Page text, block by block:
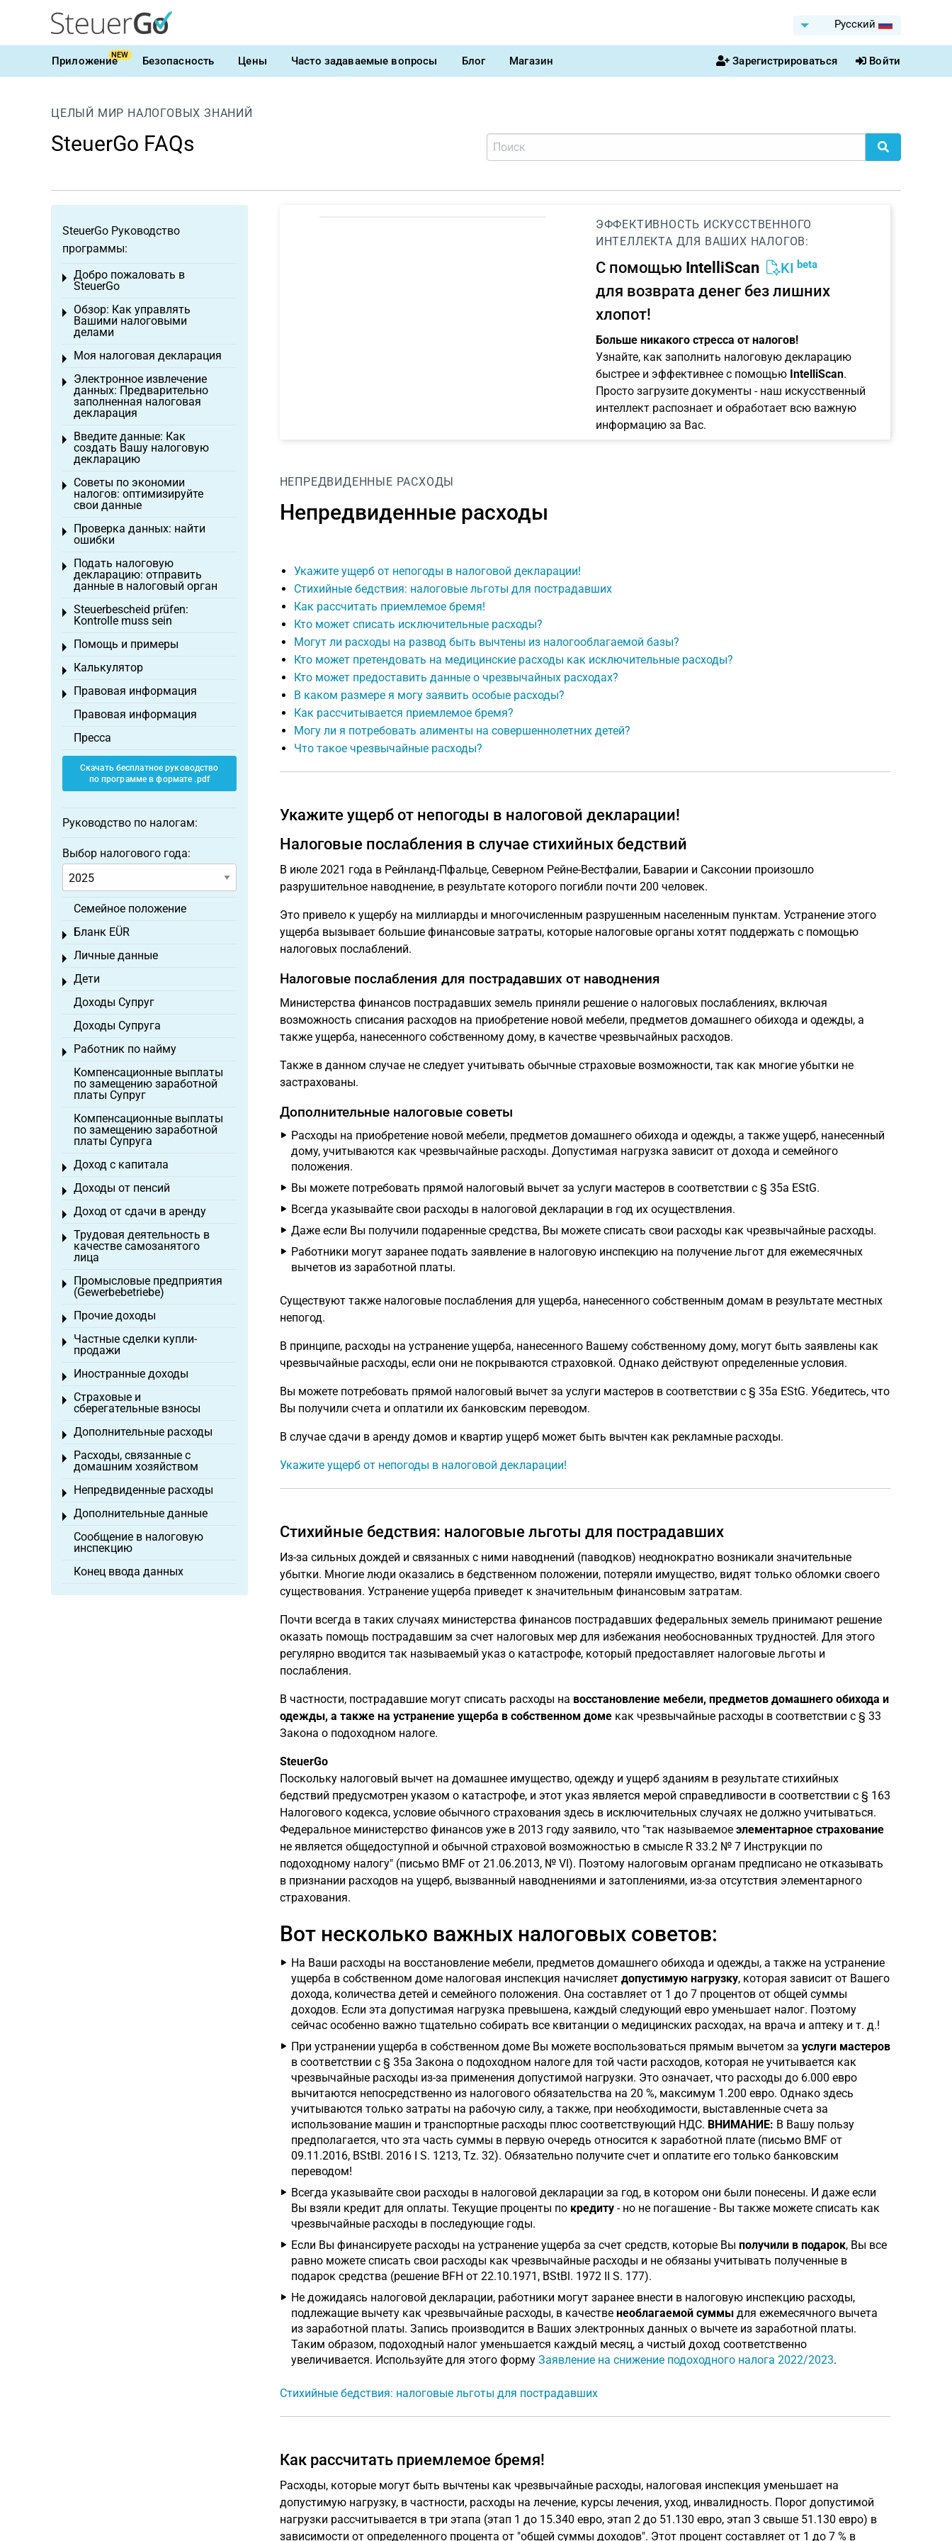
Pусский
ПриложениеNEW Безопасность Цены Часто задаваемые вопросы Блог Магазин Зарегистрироваться Войти
ЦЕЛЫЙ МИР НАЛОГОВЫХ ЗНАНИЙ
SteuerGo FAQs
ЭФФЕКТИВНОСТЬ ИСКУССТВЕННОГО
ИНТЕЛЛЕКТА ДЛЯ ВАШИХ НАЛОГОВ:
С помощью IntelliScan KI beta
для возврата денег без лишних
хлопот!
Больше никакого стресса от налогов!
Узнайте, как заполнить налоговую декларацию
быстрее и эффективнее с помощью IntelliScan.
Просто загрузите документы - наш искусственный
интеллект распознает и обработает всю важную
информацию за Вас.
НЕПРЕДВИДЕННЫЕ РАСХОДЫ
Непредвиденные расходы
Укажите ущерб от непогоды в налоговой декларации!
Стихийные бедствия: налоговые льготы для пострадавших
Как рассчитать приемлемое бремя!
Кто может списать исключительные расходы?
Могут ли расходы на развод быть вычтены из налогооблагаемой базы?
Кто может претендовать на медицинские расходы как исключительные расходы?
Кто может предоставить данные о чрезвычайных расходах?
В каком размере я могу заявить особые расходы?
Как рассчитывается приемлемое бремя?
Могу ли я потребовать алименты на совершеннолетних детей?
Что такое чрезвычайные расходы?
Укажите ущерб от непогоды в налоговой декларации!
Налоговые послабления в случае стихийных бедствий
В июле 2021 года в Рейнланд-Пфальце, Северном Рейне-Вестфалии, Баварии и Саксонии произошло
разрушительное наводнение, в результате которого погибли почти 200 человек.
Это привело к ущербу на миллиарды и многочисленным разрушенным населенным пунктам. Устранение этого
ущерба вызывает большие финансовые затраты, которые налоговые органы хотят поддержать с помощью
налоговых послаблений.
Налоговые послабления для пострадавших от наводнения
Министерства финансов пострадавших земель приняли решение о налоговых послаблениях, включая
возможность списания расходов на приобретение новой мебели, предметов домашнего обихода и одежды, а
также ущерба, нанесенного собственному дому, в качестве чрезвычайных расходов.
Также в данном случае не следует учитывать обычные страховые возможности, так как многие убытки не
застрахованы.
Дополнительные налоговые советы
Расходы на приобретение новой мебели, предметов домашнего обихода и одежды, а также ущерб, нанесенный
дому, учитываются как чрезвычайные расходы. Допустимая нагрузка зависит от дохода и семейного
положения.
Вы можете потребовать прямой налоговый вычет за услуги мастеров в соответствии с § 35a EStG.
Всегда указывайте свои расходы в налоговой декларации в год их осуществления.
Даже если Вы получили подаренные средства, Вы можете списать свои расходы как чрезвычайные расходы.
Работники могут заранее подать заявление в налоговую инспекцию на получение льгот для ежемесячных
вычетов из заработной платы.
Существуют также налоговые послабления для ущерба, нанесенного собственным домам в результате местных
непогод.
В принципе, расходы на устранение ущерба, нанесенного Вашему собственному дому, могут быть заявлены как
чрезвычайные расходы, если они не покрываются страховкой. Однако действуют определенные условия.
Вы можете потребовать прямой налоговый вычет за услуги мастеров в соответствии с § 35a EStG. Убедитесь, что
Вы получили счета и оплатили их банковским переводом.
В случае сдачи в аренду домов и квартир ущерб может быть вычтен как рекламные расходы.
Укажите ущерб от непогоды в налоговой декларации!
Стихийные бедствия: налоговые льготы для пострадавших
Из-за сильных дождей и связанных с ними наводнений (паводков) неоднократно возникали значительные
убытки. Многие люди оказались в бедственном положении, потеряли имущество, видят только обломки своего
существования. Устранение ущерба приведет к значительным финансовым затратам.
Почти всегда в таких случаях министерства финансов пострадавших федеральных земель принимают решение
оказать помощь пострадавшим за счет налоговых мер для избежания необоснованных трудностей. Для этого
регулярно вводится так называемый указ о катастрофе, который предоставляет налоговые льготы и
послабления.
В частности, пострадавшие могут списать расходы на восстановление мебели, предметов домашнего обихода и
одежды, а также на устранение ущерба в собственном домекак чрезвычайные расходы в соответствии с § 33
Закона о подоходном налоге.
SteuerGo
Поскольку налоговый вычет на домашнее имущество, одежду и ущерб зданиям в результате стихийных
бедствий предусмотрен указом о катастрофе, и этот указ является мерой справедливости в соответствии с § 163
Налогового кодекса, условие обычного страхования здесь в исключительных случаях не должно учитываться.
Федеральное министерство финансов уже в 2013 году заявило, что "так называемое элементарное страхование
не является общедоступной и обычной страховой возможностью в смысле R 33.2 № 7 Инструкции по
подоходному налогу" (письмо BMF от 21.06.2013, № VI). Поэтому налоговым органам предписано не отказывать
в признании расходов на ущерб, вызванный наводнениями и затоплениями, из-за отсутствия элементарного
страхования.
Вот несколько важных налоговых советов:
На Ваши расходы на восстановление мебели, предметов домашнего обихода и одежды, а также на устранение
ущерба в собственном доме налоговая инспекция начисляет допустимую нагрузку, которая зависит от Вашего
дохода, количества детей и семейного положения. Она составляет от 1 до 7 процентов от общей суммы
доходов. Если эта допустимая нагрузка превышена, каждый следующий евро уменьшает налог. Поэтому
сейчас особенно важно тщательно собирать все квитанции о медицинских расходах, на врача и аптеку и т. д.!
При устранении ущерба в собственном доме Вы можете воспользоваться прямым вычетом за услуги мастеров
в соответствии с § 35a Закона о подоходном налоге для той части расходов, которая не учитывается как
чрезвычайные расходы из-за применения допустимой нагрузки. Это означает, что расходы до 6.000 евро
вычитаются непосредственно из налогового обязательства на 20 %, максимум 1.200 евро. Однако здесь
учитываются только затраты на рабочую силу, а также, при необходимости, выставленные счета за
использование машин и транспортные расходы плюс соответствующий НДС. ВНИМАНИЕ: В Вашу пользу
предполагается, что эта часть суммы в первую очередь относится к заработной плате (письмо BMF от
09.11.2016, BStBl. 2016 I S. 1213, Tz. 32). Обязательно получите счет и оплатите его только банковским
переводом!
Всегда указывайте свои расходы в налоговой декларации за год, в котором они были понесены. И даже если
Вы взяли кредит для оплаты. Текущие проценты по кредиту- но не погашение - Вы также можете списать как
чрезвычайные расходы в последующие годы.
Если Вы финансируете расходы на устранение ущерба за счет средств, которые Вы получили в подарок, Вы все
равно можете списать свои расходы как чрезвычайные расходы и не обязаны учитывать полученные в
подарок средства (решение BFH от 22.10.1971, BStBl. 1972 II S. 177).
Не дожидаясь налоговой декларации, работники могут заранее внести в налоговую инспекцию расходы,
подлежащие вычету как чрезвычайные расходы, в качестве необлагаемой суммыдля ежемесячного вычета
из заработной платы. Запись производится в Ваших электронных данных о вычете из заработной платы.
Таким образом, подоходный налог уменьшается каждый месяц, а чистый доход соответственно
увеличивается. Используйте для этого форму Заявление на снижение подоходного налога 2022/2023.
Стихийные бедствия: налоговые льготы для пострадавших
Как рассчитать приемлемое бремя!
Расходы, которые могут быть вычтены как чрезвычайные расходы, налоговая инспекция уменьшает на
допустимую нагрузку, в частности, расходы на лечение, курсы лечения, уход, инвалидность. Порог допустимой
нагрузки рассчитывается в три этапа (этап 1 до 15.340 евро, этап 2 до 51.130 евро, этап 3 свыше 51.130 евро) в
зависимости от определенного процента от "общей суммы доходов". Этот процент составляет от 1 до 7 % в
SteuerGo Руководство
программы:
Добро пожаловать в
SteuerGo
Toggle menu
Обзор: Как управлять
Вашими налоговыми
делами
Toggle menu
Моя налоговая декларация
Toggle menu
Электронное извлечение
данных: Предварительно
заполненная налоговая
декларация
Toggle menu
Введите данные: Как
создать Вашу налоговую
декларацию
Toggle menu
Советы по экономии
налогов: оптимизируйте
свои данные
Toggle menu
Проверка данных: найти
ошибки
Toggle menu
Подать налоговую
декларацию: отправить
данные в налоговый орган
Toggle menu
Steuerbescheid prüfen:
Kontrolle muss sein
Toggle menu
Помощь и примеры
Toggle menu
Калькулятор
Toggle menu
Правовая информация
Toggle menu
Правовая информация
Пресса
Скачать бесплатное руководство
по программе в формате .pdf
Руководство по налогам:
Выбор налогового года:
Семейное положение
Бланк EÜR
Toggle menu
Личные данные
Toggle menu
Дети
Toggle menu
Доходы Супруг
Доходы Супруга
Работник по найму
Toggle menu
Компенсационные выплаты
по замещению заработной
платы Супруг
Компенсационные выплаты
по замещению заработной
платы Супруга
Доход с капитала
Toggle menu
Доходы от пенсий
Toggle menu
Доход от сдачи в аренду
Toggle menu
Трудовая деятельность в
качестве самозанятого
лица
Toggle menu
Промысловые предприятия
(Gewerbebetriebe)
Toggle menu
Прочие доходы
Toggle menu
Частные сделки купли-
продажи
Toggle menu
Иностранные доходы
Toggle menu
Страховые и
сберегательные взносы
Toggle menu
Дополнительные расходы
Toggle menu
Расходы, связанные с
домашним хозяйством
Toggle menu
Непредвиденные расходы
Toggle menu
Дополнительные данные
Toggle menu
Сообщение в налоговую
инспекцию
Конец ввода данных